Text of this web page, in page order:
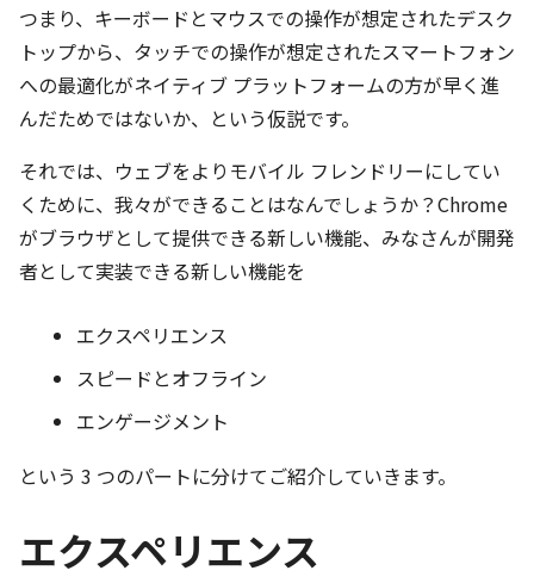
つまり、キーボードとマウスでの操作が想定されたデスク
トップから、タッチでの操作が想定されたスマートフォン
への最適化がネイティブ プラットフォームの方が早く進
んだためではないか、という仮説です。
それでは、ウェブをよりモバイル フレンドリーにしてい
くために、我々ができることはなんでしょうか？Chrome
がブラウザとして提供できる新しい機能、みなさんが開発
者として実装できる新しい機能を
エクスペリエンス
スピードとオフライン
エンゲージメント
という 3 つのパートに分けてご紹介していきます。
エクスペリエンス